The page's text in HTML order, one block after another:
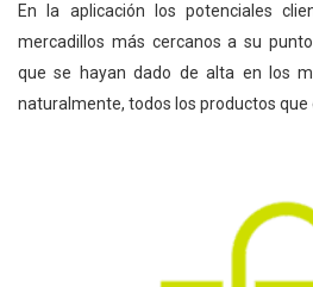
En la aplicación los potenciales
mercadillos más cercanos a su
que se hayan dado de alta en los
naturalmente, todos los productos que